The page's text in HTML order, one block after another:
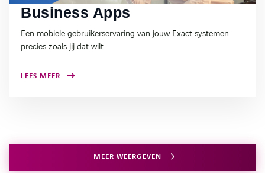
Business Apps
Een mobiele gebruikerservaring van jouw Exact systemen
precies zoals jij dat wilt.
LEES MEER
MEER WEERGEVEN